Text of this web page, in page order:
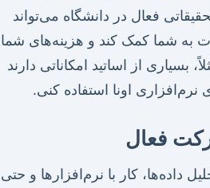
فعال در دانشگاه می‌تواند
به شما کمک کند و هزینه‌های شما
از اساتید امکاناتی دارند
اونا استفاده کنی.
داده‌ها، کار با نرم‌افزارها و حتی